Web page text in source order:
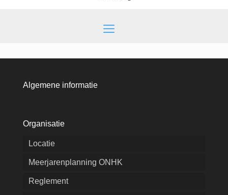
Algemene informatie
Organisatie
Locatie
Meerjarenplanning ONHK
Reglement